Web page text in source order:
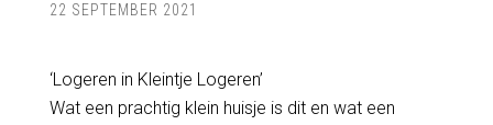
22 SEPTEMBER 2021
‘Logeren in Kleintje Logeren’
Wat een prachtig klein huisje is dit en wat een